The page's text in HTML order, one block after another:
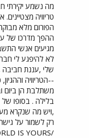
מה נשמע יקירתי
טריוויה
הפורום מלא מבוקר
ההפך מדרכו של
מגיעים אנשי
לא להיפגע לי
--הטריוויה
משתלבת הן ביום
בלילה . בסופו
,ויש מה שנקרא
רק לשמור על
/THINK POSITIVE AND THE WORLD IS YOURS .